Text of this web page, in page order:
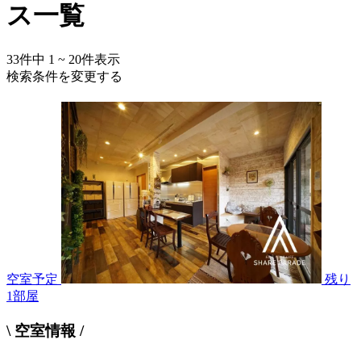
ス一覧
33件中 1 ~ 20件表示
検索条件を変更する
空室予定
残り
1部屋
\ 空室情報 /